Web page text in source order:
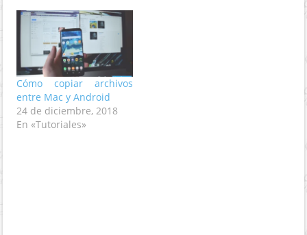
Cómo copiar archivos
entre Mac y Android
24 de diciembre, 2018
En «Tutoriales»